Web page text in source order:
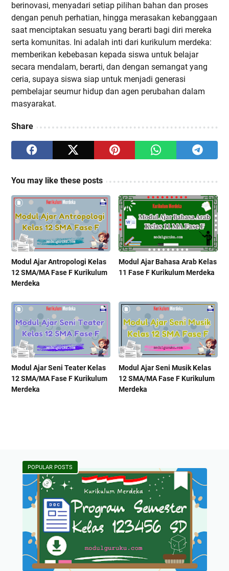
berinovasi, menyadari setiap pilihan bahan dan proses
dengan penuh perhatian, hingga merasakan kebanggaan
saat menciptakan sesuatu yang berarti bagi diri mereka
serta komunitas. Ini adalah inti dari kurikulum merdeka:
memberikan kebebasan kepada siswa untuk belajar
secara mendalam, berarti, dan dengan semangat yang
ceria, supaya siswa siap untuk menjadi generasi
pembelajar seumur hidup dan agen perubahan dalam
masyarakat.
Share
You may like these posts
Modul Ajar Antropologi Kelas
12 SMA/MA Fase F Kurikulum
Merdeka
Modul Ajar Bahasa Arab Kelas
11 Fase F Kurikulum Merdeka
Modul Ajar Seni Teater Kelas
12 SMA/MA Fase F Kurikulum
Merdeka
Modul Ajar Seni Musik Kelas
12 SMA/MA Fase F Kurikulum
Merdeka
POPULAR POSTS